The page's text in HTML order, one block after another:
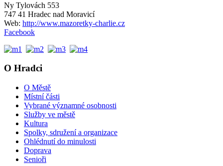
Ny Tylovách 553
747 41 Hradec nad Moravicí
Web: http://www.mazoretky-charlie.cz
Facebook
O Hradci
O Městě
Místní části
Vybrané významné osobnosti
Služby ve městě
Kultura
Spolky, sdružení a organizace
Ohlédnutí do minulosti
Doprava
Senioři